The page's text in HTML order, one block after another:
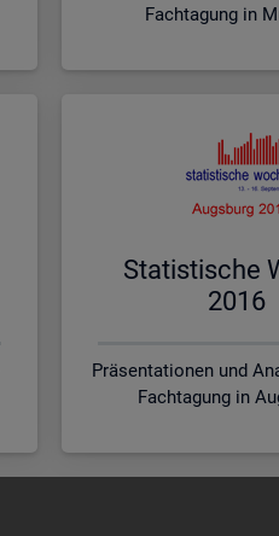
Fachtagung in
Sta­tis­ti­sche
2016
Präsentationen und
Fachtagung in